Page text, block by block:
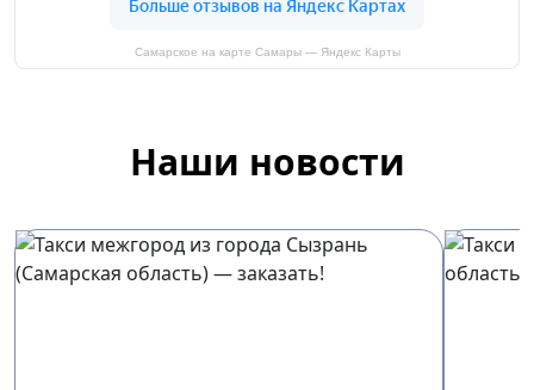
Самарское на карте Самары — Яндекс Карты
Наши новости